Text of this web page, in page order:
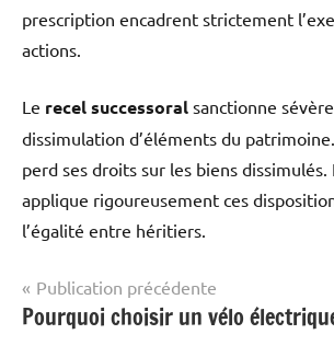
prescription encadrent strictement
actions.
Le recel successoral sanctionne
dissimulation d’éléments du
perd ses droits sur les biens dissimulés.
applique rigoureusement ces
l’égalité entre héritiers.
Actualité
Navigation
de
Publication précédente
Pourquoi choisir un vélo